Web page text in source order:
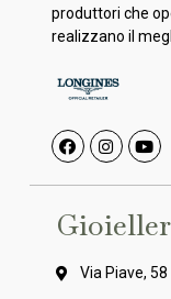
produttori che
realizzano il
Via Piave,